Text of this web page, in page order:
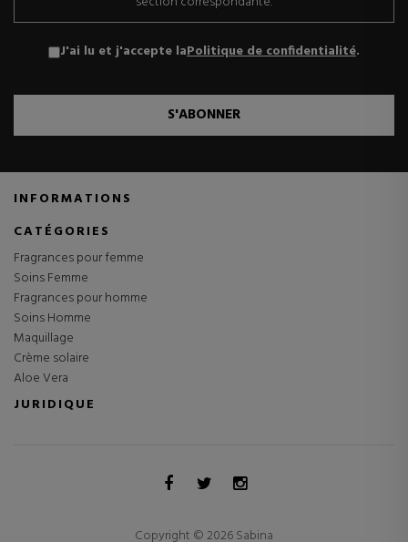
J'ai lu et j'accepte laPolitique de confidentialité.
S'ABONNER
INFORMATIONS
CATÉGORIES
Fragrances pour femme
Soins Femme
Fragrances pour homme
Soins Homme
Maquillage
Crème solaire
Aloe Vera
JURIDIQUE
Copyright © 2026 Sabina